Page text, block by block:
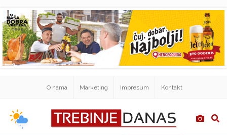
O nama Marketing Impresum Kontakt